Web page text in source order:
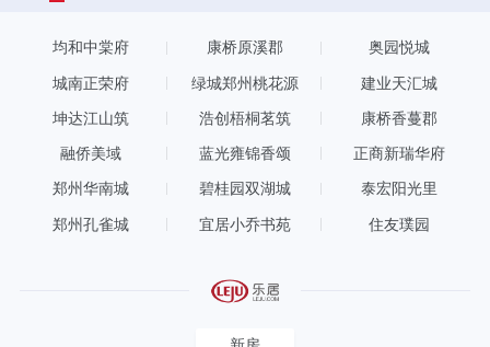
均和中棠府 康桥原溪郡 奥园悦城
城南正荣府 绿城郑州桃花源 建业天汇城
坤达江山筑 浩创梧桐茗筑 康桥香蔓郡
融侨美域 蓝光雍锦香颂 正商新瑞华府
郑州华南城 碧桂园双湖城 泰宏阳光里
郑州孔雀城 宜居小乔书苑 住友璞园